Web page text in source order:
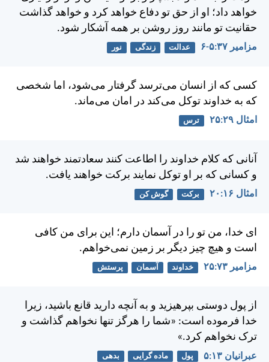
خواهد داد؛ او از حق تو دفاع خواهد كرد و خواهد گذاشت
حقانيت تو مانند روز روشن بر همه آشكار شود.
مزامير ۳۷:‏۵-‏۶ عدالت زندگی نور
كسی كه از انسان می‌ترسد گرفتار می‌شود، اما شخصی
كه به خداوند توكل می‌كند در امان می‌ماند.
امثال ۲۹:‏۲۵ ترس
آنانی كه كلام خداوند را اطاعت كنند سعادتمند خواهند شد
و كسانی كه بر او توكل نمايند بركت خواهند يافت.
امثال ۱۶:‏۲۰ برکت گوش کن
ای خدا، من تو را در آسمان دارم؛ اين برای من كافی
است و هيچ چيز ديگر بر زمين نمی‌خواهم.
مزامير ۷۳:‏۲۵ خداوند آسمان پرستش
از پول دوستی بپرهيزيد و به آنچه داريد قانع باشيد، زيرا
خدا فرموده است: «شما را هرگز تنها نخواهم گذاشت و
ترک نخواهم كرد.»
عبرانيان ۱۳:‏۵ پول ماده گرایی بدهی